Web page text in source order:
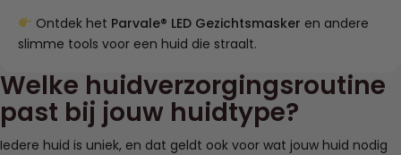
Ontdek het Parvale® LED Gezichtsmasker en andere
slimme tools voor een huid die straalt.
Welke huidverzorgingsroutine
past bij jouw huidtype?
Iedere huid is uniek, en dat geldt ook voor wat jouw huid nodig